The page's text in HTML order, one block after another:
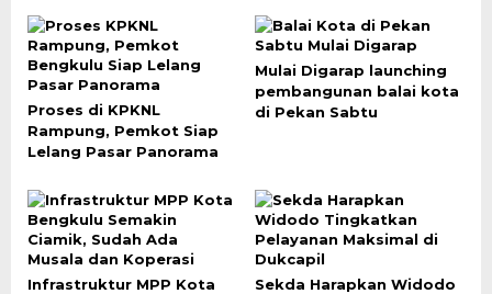
Proses di KPKNL
Rampung, Pemkot Siap
Lelang Pasar Panorama
Mulai Digarap launching
pembangunan balai kota
di Pekan Sabtu
Infrastruktur MPP Kota
Sekda Harapkan Widodo